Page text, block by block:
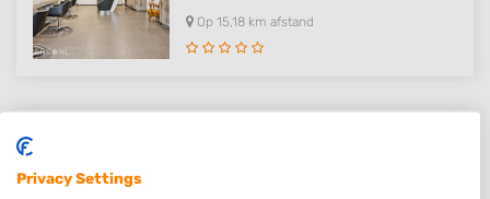
Op 15,18 km afstand
Privacy Settings